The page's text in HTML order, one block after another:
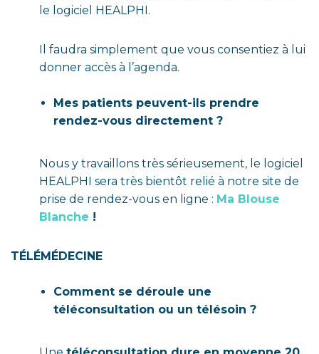
le logiciel HEALPHI.
Il faudra simplement que vous consentiez à lui
donner accès à l’agenda.
Mes patients peuvent-ils prendre
rendez-vous directement ?
Nous y travaillons très sérieusement, le logiciel
HEALPHI sera très bientôt relié à notre site de
prise de rendez-vous en ligne : Ma Blouse
Blanche !
TÉLÉMÉDECINE
Comment se déroule une
téléconsultation ou un télésoin ?